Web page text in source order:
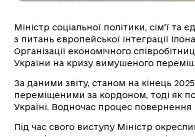
Міністр соціальної політики, сім’ї
з питань європейської інтеграції
Організації економічного
України на кризу вимушеного
За даними звіту, станом на кінець
переміщеними за кордоном, тоді як
Україні. Водночас процес
Під час свого виступу Міністр